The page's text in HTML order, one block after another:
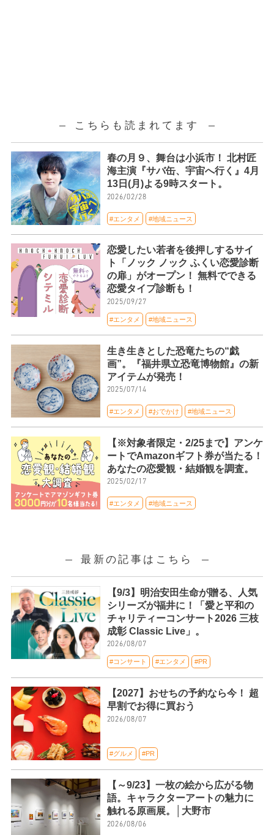
こちらも読まれてます
春の月９、舞台は小浜市！ 北村匠
海主演『サバ缶、宇宙へ行く』4月
13日(月)よる9時スタート。
2026/02/28
#エンタメ #地域ニュース
恋愛したい若者を後押しするサイ
ト「ノック ノック ふくい恋愛診断
の扉」がオープン！ 無料でできる
恋愛タイプ診断も！
2025/09/27
#エンタメ #地域ニュース
生き生きとした恐竜たちの“戯
画”。『福井県立恐竜博物館』の新
アイテムが発売！
2025/07/14
#エンタメ #おでかけ #地域ニュース
【※対象者限定・2/25まで】アンケ
ートでAmazonギフト券が当たる！
あなたの恋愛観・結婚観を調査。
2025/02/17
#エンタメ #地域ニュース
最新の記事はこちら
【9/3】明治安田生命が贈る、人気
シリーズが福井に！「愛と平和の
チャリティーコンサート2026 三枝
成彰 Classic Live」。
2026/08/07
#コンサート #エンタメ #PR
【2027】おせちの予約なら今！ 超
早割でお得に買おう
2026/08/07
#グルメ #PR
【～9/23】一枚の絵から広がる物
語。キャラクターアートの魅力に
触れる原画展。│大野市
2026/08/06